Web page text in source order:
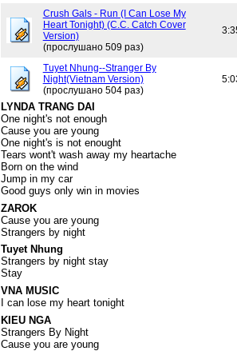
Crush Gals - Run (I Can Lose My
Heart Tonight) (C.C. Catch Cover
Version)
(прослушано 509 раз)
Tuyet Nhung--Stranger By
Night(Vietnam Version)
(прослушано 504 раз)
LYNDA TRANG DAI
One night's not enough
Cause you are young
One night's is not enought
Tears wont't wash away my heartache
Born on the wind
Jump in my car
Good guys only win in movies
ZAROK
Cause you are young
Strangers by night
Tuyet Nhung
Strangers by night stay
Stay
VNA MUSIC
I can lose my heart tonight
KIEU NGA
Strangers By Night
Cause you are young